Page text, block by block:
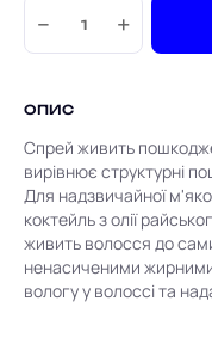
− +
ОПИС
Спрей живить
вирівнює структурні
Для надзвичайної
коктейль з олії
живить волосся до
ненасиченими
вологу у волоссі та